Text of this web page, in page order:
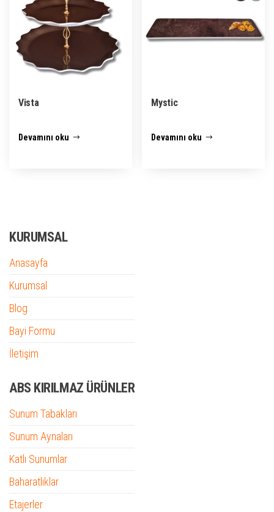
Vista
Devamını oku
Mystic
Devamını oku
KURUMSAL
Anasayfa
Kurumsal
Blog
Bayi Formu
İletişim
ABS KIRILMAZ ÜRÜNLER
Sunum Tabakları
Sunum Aynaları
Katlı Sunumlar
Baharatlıklar
Etajerler